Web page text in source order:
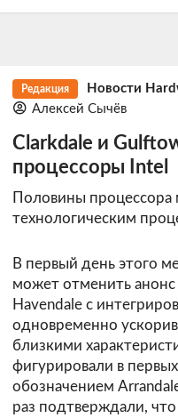
Редакция Новости
Алексей Сычёв
Clarkdale и
процессоры Intel
Половины процессора
технологическим
В первый день этого
может отменить
Havendale с
одновременно
близкими
фигурировали в
обозначением
раз подтверждали,